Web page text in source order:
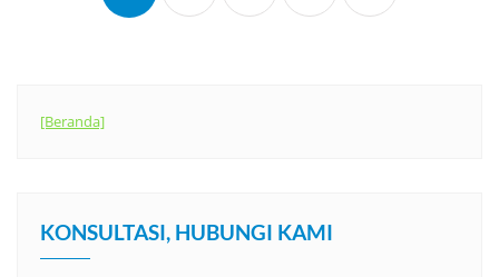
[Beranda]
KONSULTASI, HUBUNGI KAMI